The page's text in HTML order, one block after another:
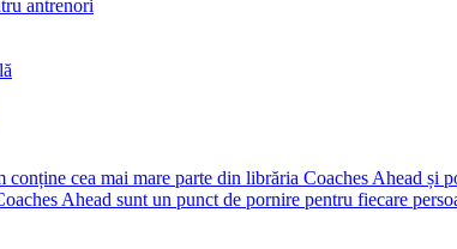
antrenori
conține cea mai mare parte din librăria Coaches Ahead
Ahead sunt un punct de pornire pentru fiecare